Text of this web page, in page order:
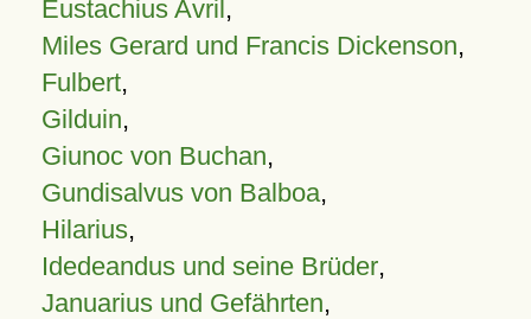
Eustachius Avril,
Miles Gerard und Francis Dickenson,
Fulbert,
Gilduin,
Giunoc von Buchan,
Gundisalvus von Balboa,
Hilarius,
Idedeandus und seine Brüder,
Januarius und Gefährten,